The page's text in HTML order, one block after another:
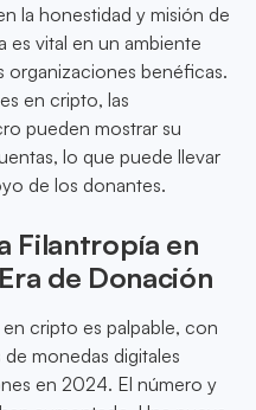
la honestidad y misión de
es vital en un ambiente
organizaciones benéficas.
en cripto, las
pueden mostrar su
lo que puede llevar
de los donantes.
Filantropía en
de Donación
cripto es palpable, con
monedas digitales
en 2024. El número y